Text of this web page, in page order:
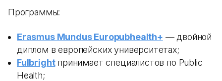
Программы:
Erasmus Mundus Europubhealth+ — двойной
диплом в европейских университетах;
Fulbrightпринимает специалистов по Public
Health;